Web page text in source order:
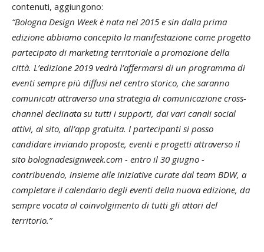
contenuti, aggiungono:
“Bologna Design Week è nata nel 2015 e sin dalla prima
edizione abbiamo concepito la manifestazione come progetto
partecipato di marketing territoriale a promozione della
città. L’edizione 2019 vedrà l’affermarsi di un programma di
eventi sempre più diffusi nel centro storico, che saranno
comunicati attraverso una strategia di comunicazione cross-
channel declinata su tutti i supporti, dai vari canali social
attivi, al sito, all’app gratuita. I partecipanti si posso
candidare inviando proposte, eventi e progetti attraverso il
sito bolognadesignweek.com - entro il 30 giugno -
contribuendo, insieme alle iniziative curate dal team BDW, a
completare il calendario degli eventi della nuova edizione, da
sempre vocata al coinvolgimento di tutti gli attori del
territorio.”